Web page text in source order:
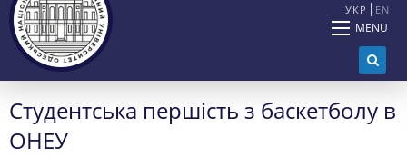
УКР EN
MENU
Студентська першість з баскетболу в
ОНЕУ